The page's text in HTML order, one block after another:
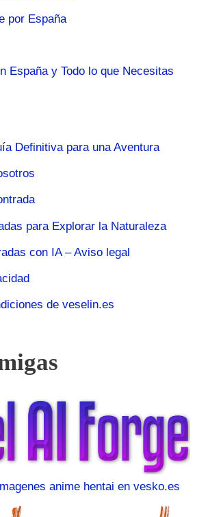
por España
España y Todo lo que Necesitas
Definitiva para una Aventura
para Explorar la Naturaleza
con IA – Aviso legal
de veselin.es